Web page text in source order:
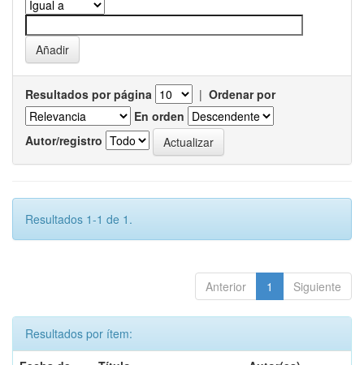
Resultados por página | Ordenar por
En orden
Autor/registro
Resultados 1-1 de 1.
Anterior 1 Siguiente
Resultados por ítem: